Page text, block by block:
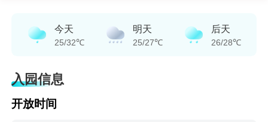
今天
25/32℃
明天
25/27℃
后天
26/28℃
入园信息
开放时间